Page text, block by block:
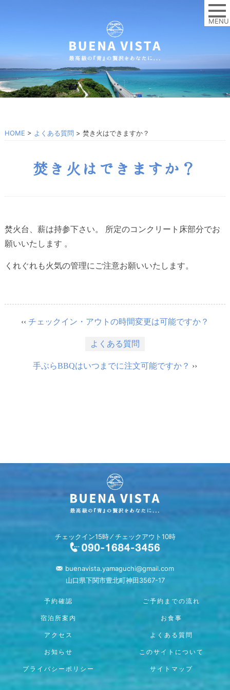
MENU
HOME > よくある質問 > 焚き火はできますか？
焚き火はできますか？
焚火台、薪は持参下さい。 所定のコンクリート床部分でお
願いいたします 。
くれぐれも火気の管理にご注意お願いいたします。
‹‹ チェックイン・アウトの時間変更は可能ですか？
よくある質問
手ぶらBBQはいつまでに注文可能ですか？ ››
チェックイン15時 ⁄ チェックアウト10時
buenavista.yamaguchi@gmail.com
山口県下関市豊北町神田3567-17
予約確認 ご予約までの流れ
宿泊所案内 お食事
アクセス よくある質問
お知らせ このサイトについて
プライバシーポリシー サイトマップ